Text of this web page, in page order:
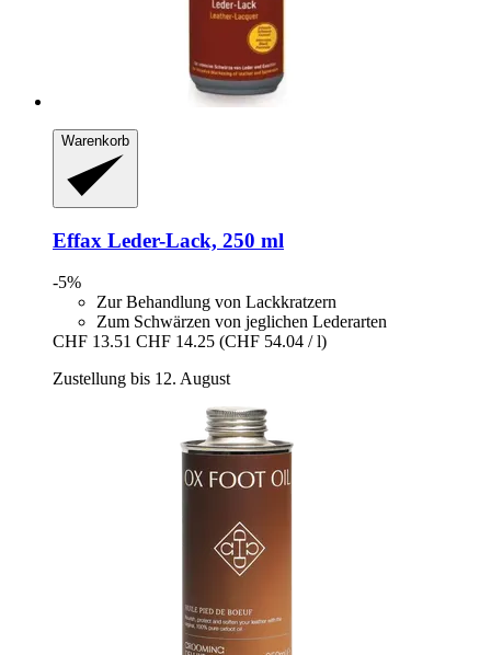
Warenkorb
Effax Leder-​Lack, 250 ml
-5%
Zur Behandlung von Lackkratzern
Zum Schwärzen von jeglichen Lederarten
CHF 13.51 CHF 14.25 (CHF 54.04 / l)
Zustellung bis 12. August